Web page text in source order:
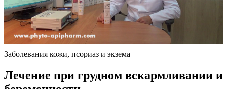
Заболевания кожи, псориаз и экзема
Лечение при грудном вскармливании и